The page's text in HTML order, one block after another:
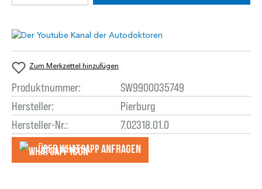
Zum Merkzettel hinzufügen
Produktnummer:
SW9900035749
Hersteller:
Pierburg
Hersteller-Nr.:
7.02318.01.0
Über WhatsApp anfragеn